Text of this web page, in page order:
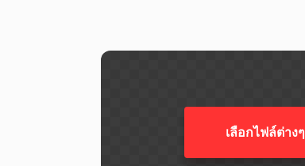
เลือกไฟล์ต่างๆ​